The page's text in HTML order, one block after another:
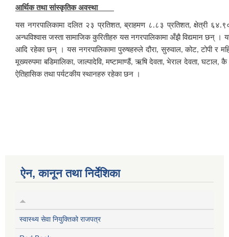
आर्थिक तथा सांस्कृतिक अवस्था
यस नगरपालिकामा दलित २३ प्रतिशत,ब्राहमण ८.८३ प्रतिशत, क्षेत्री
अन्धविश्वास जस्ता सामाजिक कुरितीहरु यस नगरपालिकामा अँझै विद्यमान छन् ।
आदि रहेका छन् । यस नगरपालिकामा पुरुषहरुले दौरा,सुरुवाल,कोट,टोपी र
मूख्यरुपमा बडिमालिका,जाल्पादेवि,मष्टामाण्डैं,ऋषि देवता,भेराल देवता,घटाल,कै
ऐतिहासिक तथा पर्यटकीय स्थानहरु रहेका छन ।
ऐन, कानून तथा निर्देशिका
स्वास्थ्य सेवा नियुक्तिको राजपत्र